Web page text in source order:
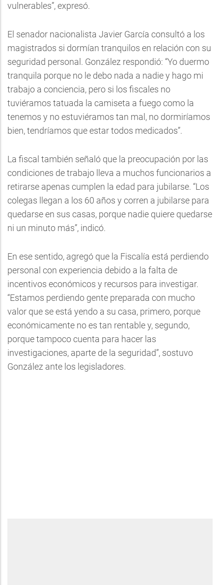
vulnerables”, expresó.
El senador nacionalista Javier García consultó a los
magistrados si dormían tranquilos en relación con su
seguridad personal. González respondió: “Yo duermo
tranquila porque no le debo nada a nadie y hago mi
trabajo a conciencia, pero si los fiscales no
tuviéramos tatuada la camiseta a fuego como la
tenemos y no estuviéramos tan mal, no dormiríamos
bien, tendríamos que estar todos medicados”.
La fiscal también señaló que la preocupación por las
condiciones de trabajo lleva a muchos funcionarios a
retirarse apenas cumplen la edad para jubilarse. “Los
colegas llegan a los 60 años y corren a jubilarse para
quedarse en sus casas, porque nadie quiere quedarse
ni un minuto más”, indicó.
En ese sentido, agregó que la Fiscalía está perdiendo
personal con experiencia debido a la falta de
incentivos económicos y recursos para investigar.
“Estamos perdiendo gente preparada con mucho
valor que se está yendo a su casa, primero, porque
económicamente no es tan rentable y, segundo,
porque tampoco cuenta para hacer las
investigaciones, aparte de la seguridad”, sostuvo
González ante los legisladores.